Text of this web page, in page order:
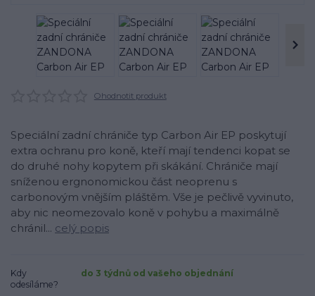
Ohodnotit produkt
Speciální zadní chrániče typ Carbon Air EP poskytují
extra ochranu pro koně, kteří mají tendenci kopat se
do druhé nohy kopytem při skákání. Chrániče mají
sníženou ergnonomickou část neoprenu s
carbonovým vnějším pláštěm. Vše je pečlivě vyvinuto,
aby nic neomezovalo koně v pohybu a maximálně
chránil... celý popis
Kdy
odesíláme?
do 3 týdnů od vašeho objednání